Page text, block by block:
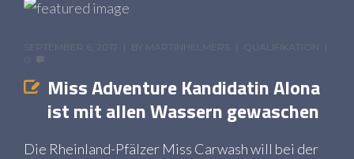
SEPTEMBER 6, 2017 BY MARTINHELMERS
QUALIFIKATION
Miss Adventure Kandidatin Alona
ist mit allen Wassern gewaschen
Die Rheinland-Pfälzer Miss Carwash will bei der